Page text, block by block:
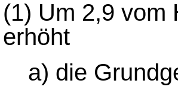
(1) Um 2,9 vom
erhöht
a) die